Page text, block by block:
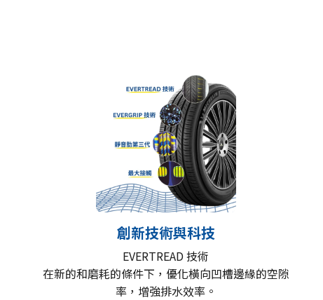
創新技術與科技
EVERTREAD 技術
在新的和磨耗的條件下，優化橫向凹槽邊緣的空隙
率，增強排水效率。